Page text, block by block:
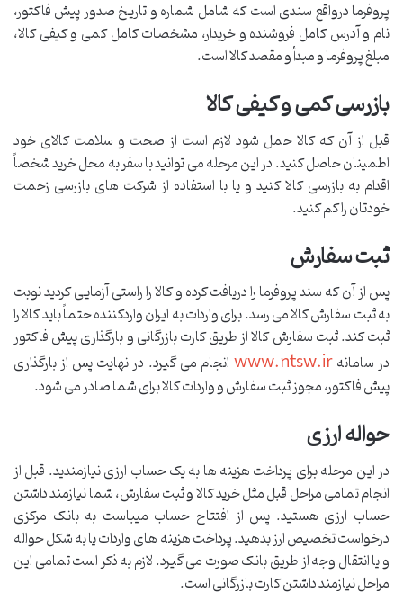
پروفرما درواقع سندی است که شامل شماره و تاریخ صدور پیش فاکتور،
نام و آدرس کامل فروشنده و خریدار، مشخصات کامل کمی و کیفی کالا،
مبلغ پروفرما و مبدأ و مقصد کالا است.
بازرسی کمی و کیفی کالا
قبل از آن که کالا حمل شود لازم است از صحت و سلامت کالای خود
اطمینان حاصل کنید. در این مرحله می توانید با سفر به محل خرید شخصاً
اقدام به بازرسی کالا کنید و یا با استفاده از شرکت های بازرسی زحمت
خودتان را کم کنید.
ثبت سفارش
پس از آن که سند پروفرما را دریافت کرده و کالا را راستی آزمایی کردید نوبت
به ثبت سفارش کالا می رسد. برای واردات به ایران واردکننده حتماً باید کالا را
ثبت کند. ثبت سفارش کالا از طریق کارت بازرگانی و بارگذاری پیش فاکتور
در سامانهwww.ntsw.irانجام می گیرد. در نهایت پس از بارگذاری
پیش فاکتور، مجوز ثبت سفارش و واردات کالا برای شما صادر می شود.
حواله ارزی
در این مرحله برای پرداخت هزینه ها به یک حساب ارزی نیازمندید. قبل از
انجام تمامی مراحل قبل مثل خرید کالا و ثبت سفارش، شما نیازمند داشتن
حساب ارزی هستید. پس از افتتاح حساب میباست به بانک مرکزی
درخواست تخصیص ارز بدهید. پرداخت هزینه های واردات یا به شکل حواله
و یا انتقال وجه از طریق بانک صورت می گیرد. لازم به ذکر است تمامی این
مراحل نیازمند داشتن کارت بازرگانی است.